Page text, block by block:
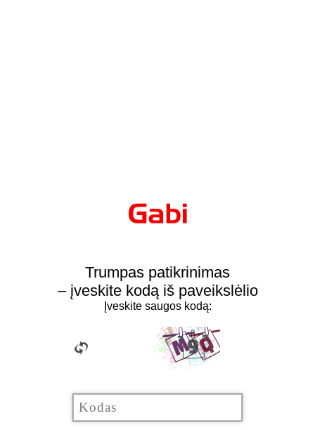
Trumpas patikrinimas
– įveskite kodą iš paveikslėlio
Įveskite saugos kodą: